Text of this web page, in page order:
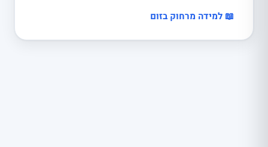
📖 למידה מרחוק בזום